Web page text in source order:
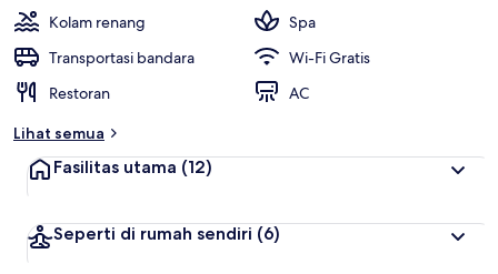
Kolam renang
Spa
Transportasi bandara
Wi-Fi Gratis
Restoran
AC
Lihat semua
Fasilitas utama (12)
Seperti di rumah sendiri (6)